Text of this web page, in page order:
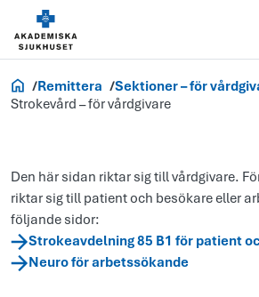
Vårdgivare
Remittera
Sektioner – för
Strokevård – för vårdgivare
Den här sidan riktar sig till vårdgivare.
riktar sig till patient och besökare eller
följande sidor:
Strokeavdelning 85 B1 för patient
Neuro för arbetssökande